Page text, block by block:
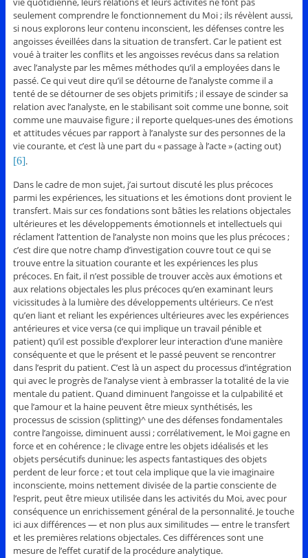
seulement comprendre le fonctionnement du Moi ; ils révèlent aussi,
si nous explorons leur contenu inconscient, les défenses contre les
angoisses éveillées dans la situation de transfert. Car le patient est
voué à traiter les conflits et les angoisses revécus dans sa relation
avec l’analyste par les mêmes méthodes qu’il a employées dans le
passé. Ce qui veut dire qu’il se détourne de l’analyste comme il a
tenté de se détourner de ses objets primitifs ; il essaye de scinder sa
relation avec l’analyste, en le stabilisant soit comme une bonne, soit
comme une mauvaise figure ; il reporte quelques-unes des émotions
et attitudes vécues par rapport à l’analyste sur des personnes de la
vie courante, et c’est là une part du « passage à l’acte » (acting out)
[6].
Dans le cadre de mon sujet, j’ai surtout discuté les plus précoces
parmi les expériences, les situations et les émotions dont provient le
transfert. Mais sur ces fondations sont bâties les relations objectales
ultérieures et les développements émotionnels et intellectuels qui
réclament l’attention de l’analyste non moins que les plus précoces ;
c’est dire que notre champ d’investigation couvre tout ce qui se
trouve entre la situation courante et les expériences les plus
précoces. En fait, il n’est possible de trouver accès aux émotions et
aux relations objectales les plus précoces qu’en examinant leurs
vicissitudes à la lumière des développements ultérieurs. Ce n’est
qu’en liant et reliant les expériences ultérieures avec les expériences
antérieures et vice versa (ce qui implique un travail pénible et
patient) qu’il est possible d’explorer leur interaction d’une manière
conséquente et que le présent et le passé peuvent se rencontrer
dans l’esprit du patient. C’est là un aspect du processus d’intégration
qui avec le progrès de l’analyse vient à embrasser la totalité de la vie
mentale du patient. Quand diminuent l’angoisse et la culpabilité et
que l’amour et la haine peuvent être mieux synthétisés, les
processus de scission (splitting)^ une des défenses fondamentales
contre l’angoisse, diminuent aussi ; corrélativement, le Moi gagne en
force et en cohérence ; le clivage entre les objets idéalisés et les
objets persécutifs duninue; les aspects fantastiques des objets
perdent de leur force ; et tout cela implique que la vie imaginaire
inconsciente, moins nettement divisée de la partie consciente de
l’esprit, peut être mieux utilisée dans les activités du Moi, avec pour
conséquence un enrichissement général de la personnalité. Je touche
ici aux différences — et non plus aux similitudes — entre le transfert
et les premières relations objectales. Ces différences sont une
mesure de l’effet curatif de la procédure analytique.